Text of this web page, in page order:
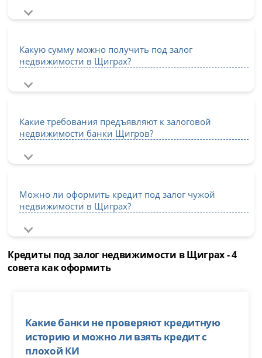
Какую сумму можно получить под залог
недвижимости в Щиграх?
Какие требования предъявляют к залоговой
недвижимости банки Щигров?
Можно ли оформить кредит под залог чужой
недвижимости в Щиграх?
Кредиты под залог недвижимости в Щиграх - 4
совета как оформить
Какие банки не проверяют кредитную
историю и можно ли взять кредит с
плохой КИ